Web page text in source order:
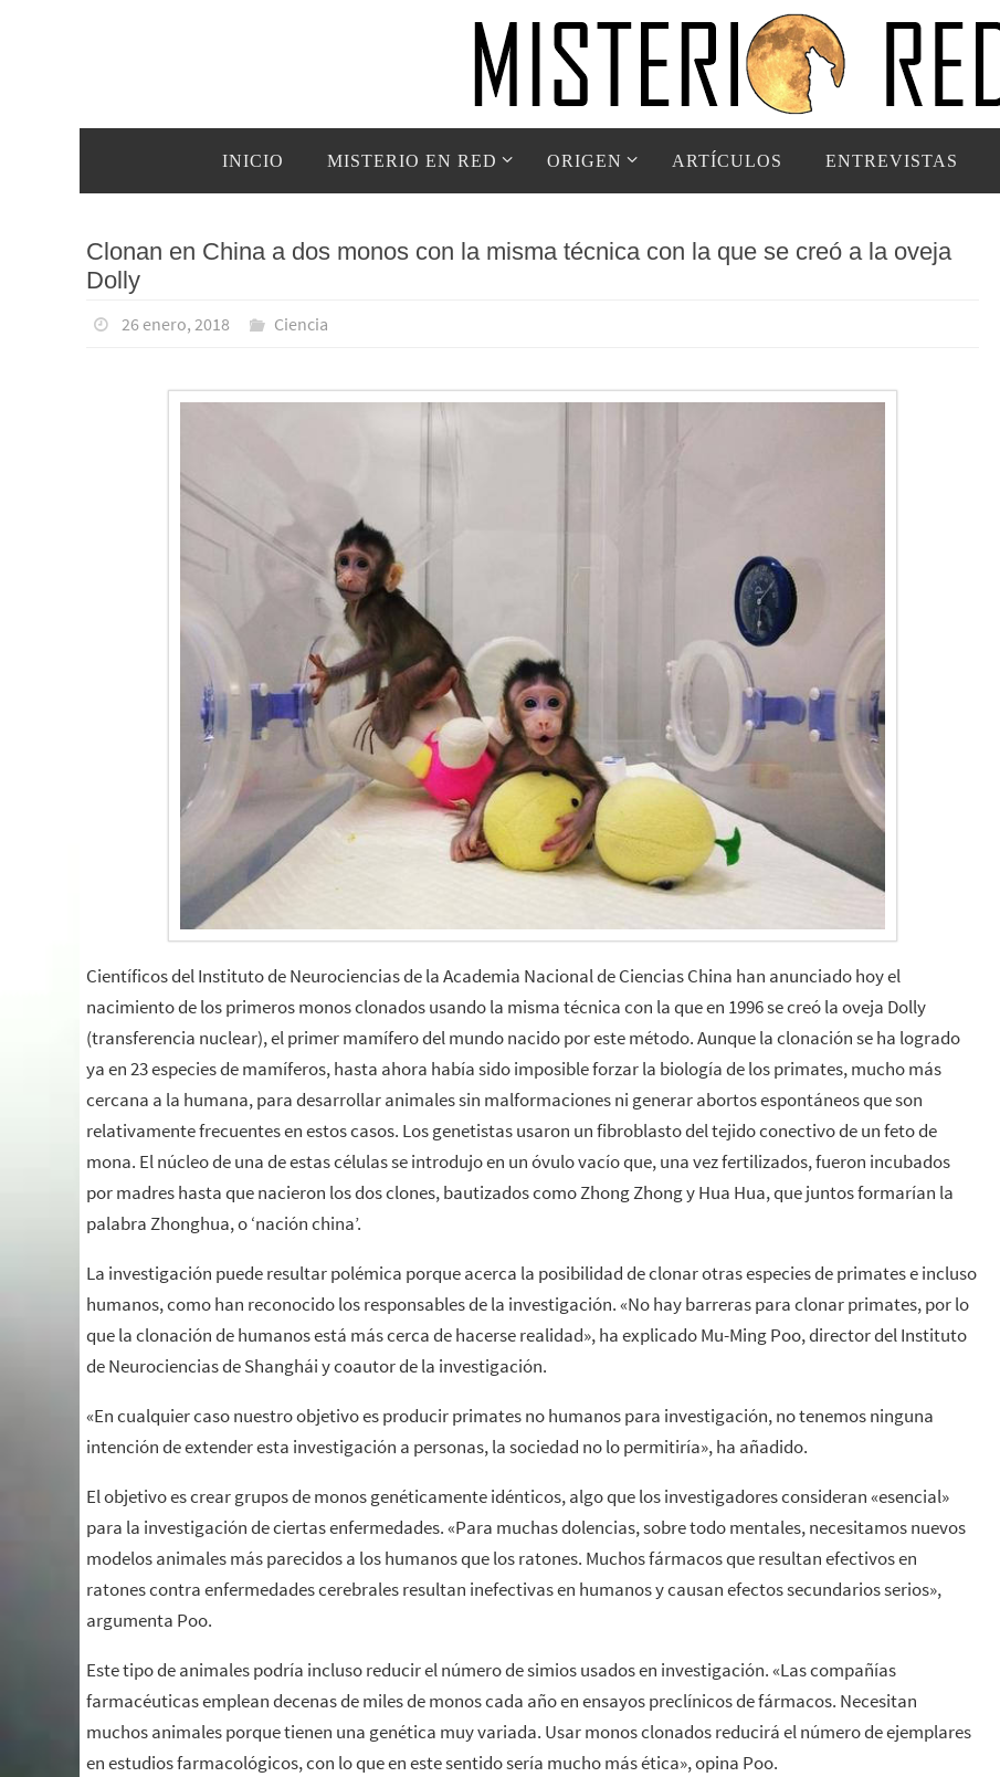
contenido
INICIO MISTERIO EN RED ORIGEN ARTÍCULOS ENTREVISTAS
Clonan en China a dos monos con la misma técnica con la que se creó a la oveja
Dolly
26 enero, 2018 Ciencia
Científicos del Instituto de Neurociencias de la Academia Nacional de Ciencias China han anunciado hoy el
nacimiento de los primeros monos clonados usando la misma técnica con la que en 1996 se creó la oveja Dolly
(transferencia nuclear), el primer mamífero del mundo nacido por este método. Aunque la clonación se ha logrado
ya en 23 especies de mamíferos, hasta ahora había sido imposible forzar la biología de los primates, mucho más
cercana a la humana, para desarrollar animales sin malformaciones ni generar abortos espontáneos que son
relativamente frecuentes en estos casos. Los genetistas usaron un fibroblasto del tejido conectivo de un feto de
mona. El núcleo de una de estas células se introdujo en un óvulo vacío que, una vez fertilizados, fueron incubados
por madres hasta que nacieron los dos clones, bautizados como Zhong Zhong y Hua Hua, que juntos formarían la
palabra Zhonghua, o ‘nación china’.
La investigación puede resultar polémica porque acerca la posibilidad de clonar otras especies de primates e incluso
humanos, como han reconocido los responsables de la investigación. «No hay barreras para clonar primates, por lo
que la clonación de humanos está más cerca de hacerse realidad», ha explicado Mu-Ming Poo, director del Instituto
de Neurociencias de Shanghái y coautor de la investigación.
«En cualquier caso nuestro objetivo es producir primates no humanos para investigación, no tenemos ninguna
intención de extender esta investigación a personas, la sociedad no lo permitiría», ha añadido.
El objetivo es crear grupos de monos genéticamente idénticos, algo que los investigadores consideran «esencial»
para la investigación de ciertas enfermedades. «Para muchas dolencias, sobre todo mentales, necesitamos nuevos
modelos animales más parecidos a los humanos que los ratones. Muchos fármacos que resultan efectivos en
ratones contra enfermedades cerebrales resultan inefectivas en humanos y causan efectos secundarios serios»,
argumenta Poo.
Este tipo de animales podría incluso reducir el número de simios usados en investigación. «Las compañías
farmacéuticas emplean decenas de miles de monos cada año en ensayos preclínicos de fármacos. Necesitan
muchos animales porque tienen una genética muy variada. Usar monos clonados reducirá el número de ejemplares
en estudios farmacológicos, con lo que en este sentido sería mucho más ética», opina Poo.